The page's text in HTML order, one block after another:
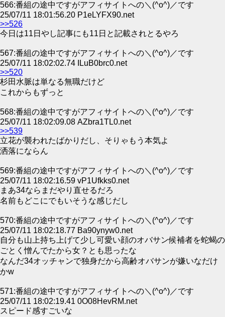
566:番組の途中ですがアフィサイトへの＼(^o^)／です
25/07/11 18:01:56.20 P1eLYFX90.net
>>526
今日は11日やし記事にも11日と記載されとるやろ
567:番組の途中ですがアフィサイトへの＼(^o^)／です
25/07/11 18:02:02.74 ILuB0brc0.net
>>520
杉田水脈は単なる無職だけど
これからもずっと
568:番組の途中ですがアフィサイトへの＼(^o^)／です
25/07/11 18:02:09.08 AZbra1TL0.net
>>539
立花が襲われたばかりだし、そりゃもう本気よ
洒落にならん
569:番組の途中ですがアフィサイトへの＼(^o^)／です
25/07/11 18:02:16.59 vP1Ufkks0.net
まあ34ならまだやり直せるだろ
名前もどこにでもいそうな感じだし
570:番組の途中ですがアフィサイトへの＼(^o^)／です
25/07/11 18:02:18.77 Ba90ynyw0.net
自分も山上持ち上げて少し可愛い顔のオバサン候補者を蛇蝎の
ごとく憎んでたから女？とも思ったな
なんだ34オッチャンで独身だから高齢オバサンが嫌いなだけ
かw
571:番組の途中ですがアフィサイトへの＼(^o^)／です
25/07/11 18:02:19.41 0O08HevRM.net
スピード感すごいな